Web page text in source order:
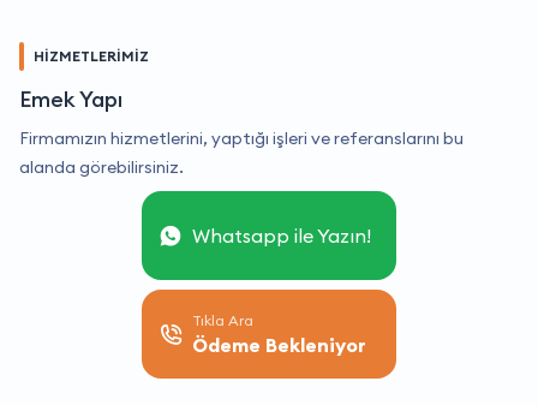
HİZMETLERİMİZ
Emek Yapı
Firmamızın hizmetlerini, yaptığı işleri ve referanslarını bu
alanda görebilirsiniz.
Whatsapp ile Yazın!
Tıkla Ara
Ödeme Bekleniyor